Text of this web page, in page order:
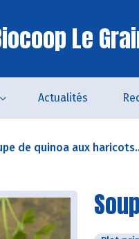
Le
Actualités
de quinoa aux